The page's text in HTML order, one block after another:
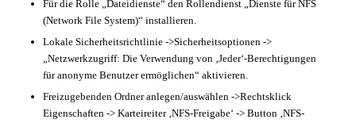
Für die Rolle „Dateidienste“ den Rollendienst „Dienste für NFS
(Network File System)“ installieren.
Lokale Sicherheitsrichtlinie ->Sicherheitsoptionen ->
„Netzwerkzugriff: Die Verwendung von ‚Jeder‘-Berechtigungen
für anonyme Benutzer ermöglichen“ aktivieren.
Freizugebenden Ordner anlegen/auswählen ->Rechtsklick
Eigenschaften -> Karteireiter ‚NFS-Freigabe‘ -> Button ‚NFS-